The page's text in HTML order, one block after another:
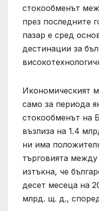
стокообменът
през последните
пазар е сред
дестинации за
Икономическият
само за периода
стокообменът на
възлиза на 1.4
ни има
търговията
изтъкна, че
десет месеца на
млрд. щ. д.,